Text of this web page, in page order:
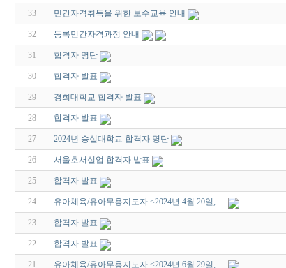
33 민간자격취득을 위한 보수교육 안내
32 등록민간자격과정 안내
31 합격자 명단
30 합격자 발표
29 경희대학교 합격자 발표
28 합격자 발표
27 2024년 승실대학교 합격자 명단
26 서울호서실업 합격자 발표
25 합격자 발표
24 유아체육/유아무용지도자 <2024년 4월 20일, …
23 합격자 발표
22 합격자 발표
21 유아체육/유아무용지도자 <2024년 6월 29일, …